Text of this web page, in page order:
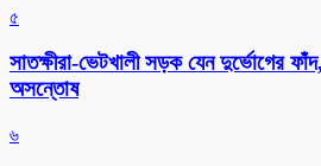
৫
সাতক্ষীরা-ভেটখালী সড়ক যেন দুর্ভোগের
অসন্তোষ
৬